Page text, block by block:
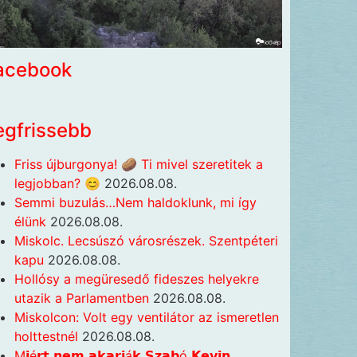
Friss újburgonya! 🥔 Ti mivel szeretitek a
legjobban? 😊 2026.08.08.
Semmi buzulás…Nem haldoklunk, mi így
élünk 2026.08.08.
Miskolc. Lecsúszó városrészek. Szentpéteri
kapu 2026.08.08.
Hollósy a megüresedő fideszes helyekre
utazik a Parlamentben 2026.08.08.
Miskolcon: Volt egy ventilátor az ismeretlen
holttestnél 2026.08.08.